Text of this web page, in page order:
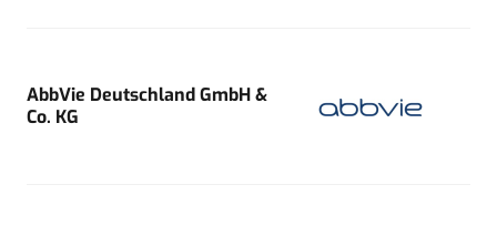
AbbVie Deutschland GmbH &
Co. KG